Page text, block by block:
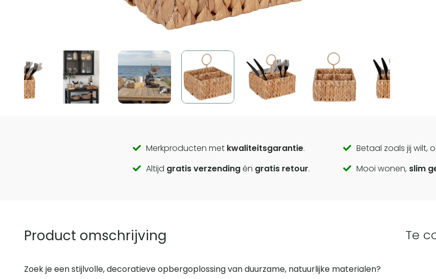
Call
to
Merkproducten met kwaliteitsgarantie. Betaal zoals jij wilt,
Altijd gratis verzendingén gratis retour. Mooi wonen, slim
Product omschrijving
Zoek je een stijlvolle, decoratieve opbergoplossing van duurzame, natuurlijke materialen?
Te